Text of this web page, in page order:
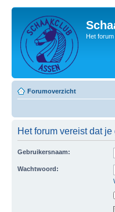
Het
Forumoverzicht
Het forum vereist dat
Gebruikersnaam:
Wachtwoord: